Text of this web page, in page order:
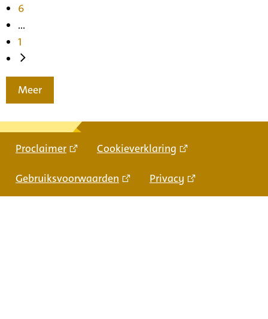
6
...
1
Meer
Proclaimer Cookieverklaring
Gebruiksvoorwaarden Privacy